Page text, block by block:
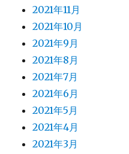
2021年11月
2021年10月
2021年9月
2021年8月
2021年7月
2021年6月
2021年5月
2021年4月
2021年3月